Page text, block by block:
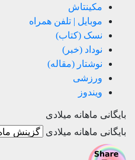
مکینتاش
موبایل | تلفن همراه
نسک (کتاب)
نوداد (خبر)
نوشتار (مقاله)
ورزشی
ویندوز
بایگانی ماهانه میلادی
بایگانی ماهانه میلادی